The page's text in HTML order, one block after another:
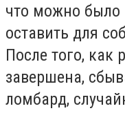
что можно было
оставить для
После того, как
завершена,
ломбард,